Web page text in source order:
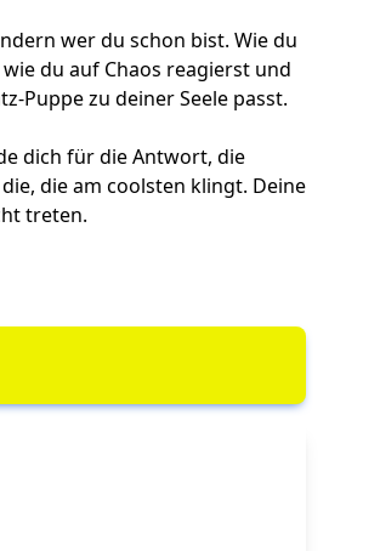
wer du schon bist. Wie du
du auf Chaos reagierst und
Puppe zu deiner Seele passt.
dich für die Antwort, die
die am coolsten klingt. Deine
treten.